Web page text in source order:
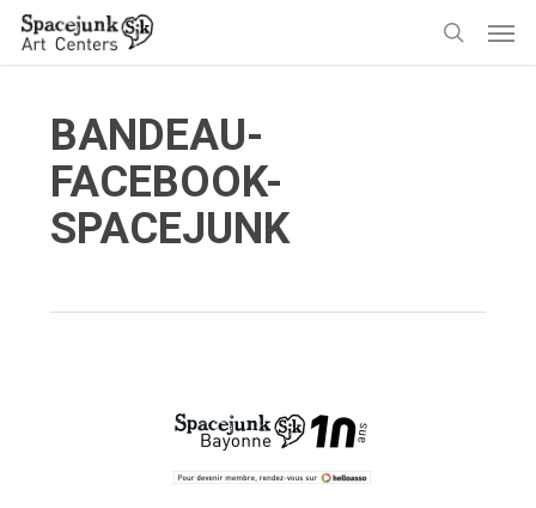
Skip
BANDEAU-
FACEBOOK-
SPACEJUNK